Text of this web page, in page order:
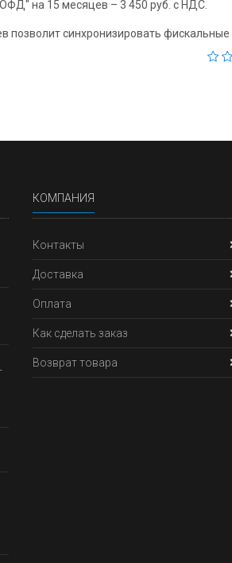
на 15 месяцев – 3 450 руб. с НДС.
синхронизировать
КОМПАНИЯ
Контакты
Доставка
Оплата
Как сделать заказ
Возврат товара